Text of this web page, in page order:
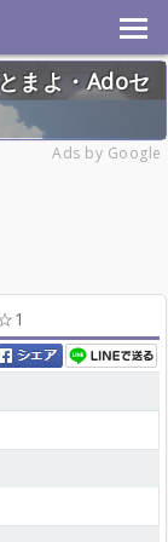
まよ・Adoセ
Ads by Google
1